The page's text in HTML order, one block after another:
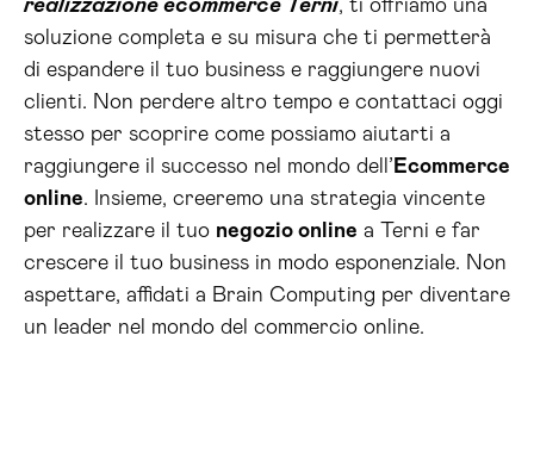
realizzazione ecommerce Terni, ti offriamo una
soluzione completa e su misura che ti permetterà
di espandere il tuo business e raggiungere nuovi
clienti. Non perdere altro tempo e contattaci oggi
stesso per scoprire come possiamo aiutarti a
raggiungere il successo nel mondo dell’ Ecommerce
online. Insieme, creeremo una strategia vincente
per realizzare il tuo negozio online a Terni e far
crescere il tuo business in modo esponenziale. Non
aspettare, affidati a Brain Computing per diventare
un leader nel mondo del commercio online.